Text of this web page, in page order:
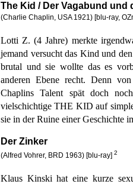
The Kid / Der Vagabund und
(Charlie Chaplin, USA 1921) [blu-ray,
Lotti Z. (4 Jahre) merkte
jemand versucht das Kind und
brutal und sie wollte das es
anderen Ebene recht. Denn
Chaplins Talent spät doch
vielschichtige THE KID auf
sie in der Ruine einer Geschichte
Der Zinker
(Alfred Vohrer, BRD 1963) [blu-ray] 2
Klaus Kinski hat eine kurze